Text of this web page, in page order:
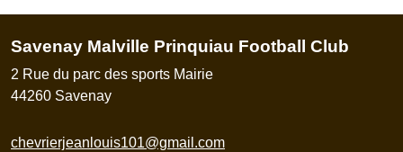
Savenay Malville Prinquiau Football Club
2 Rue du parc des sports Mairie
44260 Savenay
chevrierjeanlouis101@gmail.com